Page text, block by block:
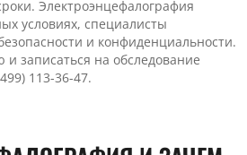
Электроэнцефалография
условиях, специалисты
и конфиденциальности.
и записаться на обследование
113-36-47.